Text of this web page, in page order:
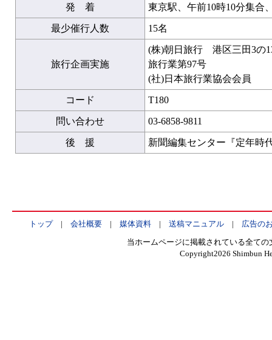
発 着 東京駅、午前10時10分集合
最少催行人数 15名
旅行企画実施
(株)朝日旅行 港区三田3の
旅行業第97号
(社)日本旅行業協会会員
コード T180
問い合わせ 03-6858-9811
後 援 新聞編集センター『定年時
トップ| 会社概要| 媒体資料| 送稿マニュアル| 広告の
当ホームページに掲載されている全て
Copyright2026 Shimbun